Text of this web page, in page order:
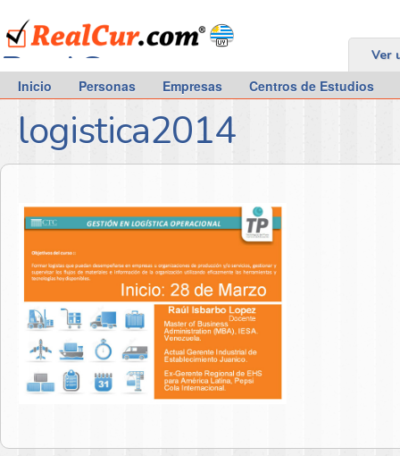
RealCur.com Ver
Inicio Personas Empresas Centros de Estudios
logistica2014